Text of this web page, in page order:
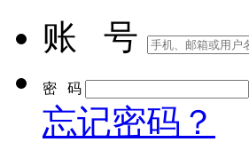
账 号
密 码
忘记密码？